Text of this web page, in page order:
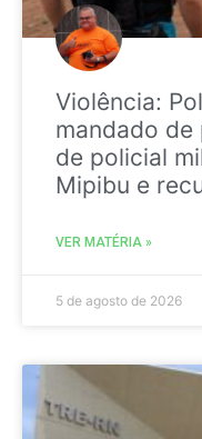
Violência:
mandado
de policial
Mipibu e
VER MATÉRIA »
5 de agosto de 2026